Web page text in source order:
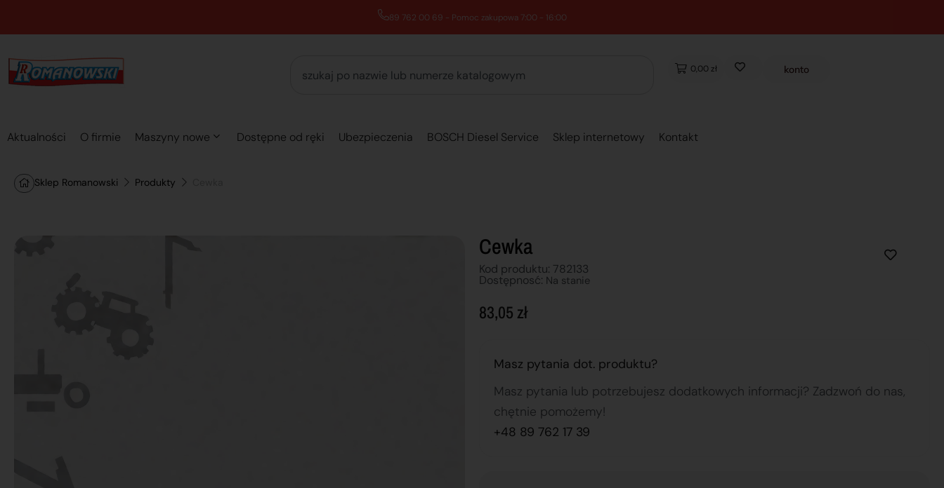
89 762 00 69 - Pomoc zakupowa 7:00 - 16:00
0,00 zł konto
Aktualności O firmie Maszyny nowe Dostępne od ręki Ubezpieczenia BOSCH Diesel Service Sklep internetowy Kontakt
Sklep Romanowski Produkty
Cewka
Kod produktu: 782133
Dostępnosć: Na stanie
83,05 zł
Masz pytania dot. produktu?
Masz pytania lub potrzebujesz dodatkowych informacji? Zadzwoń do nas,
chętnie pomożemy!
+48 89 762 17 39